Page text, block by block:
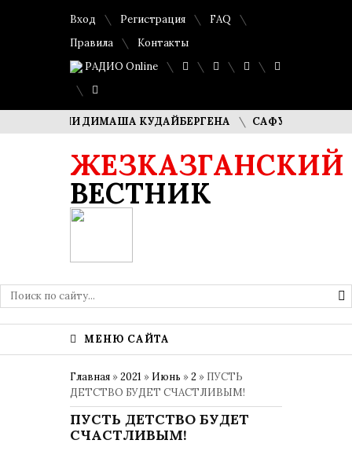
Вход Регистрация
FAQ
Правила
Контакты
РАДИО Online
ДИМАША КУДАЙБЕРГЕНА САФУАН
ЖЕЗКАЗГАНСКИЙ
ВЕСТНИК
МЕНЮ САЙТА
Главная »2021 » Июнь »2 » ПУСТЬ
ДЕТСТВО БУДЕТ СЧАСТЛИВЫМ!
ПУСТЬ ДЕТСТВО БУДЕТ
СЧАСТЛИВЫМ!